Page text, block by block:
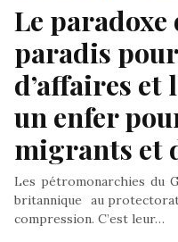
Le
paradis
d’affaires et
un enfer
migrants et
Les pétromonarchies du
britannique au protectorat
compression. C’est leur…